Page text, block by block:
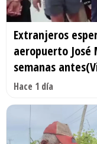
Extranjeros
aeropuerto
semanas
Hace 1 día